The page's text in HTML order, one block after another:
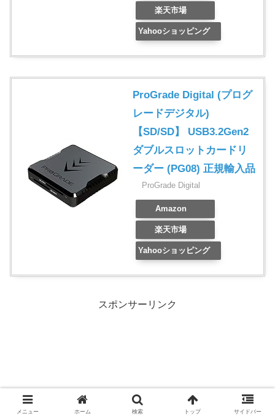
楽天市場
Yahooショッピング
ProGrade Digital (プログ
レードデジタル)
【SD/SD】 USB3.2Gen2
ダブルスロットカードリ
ーダー (PG08) 正規輸入品
ProGrade Digital
Amazon
楽天市場
Yahooショッピング
スポンサーリンク
メニュー ホーム 検索 トップ サイドバー